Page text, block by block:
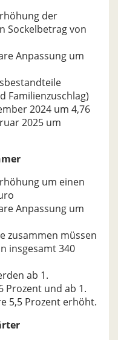
der
Sockelbetrag von
Anpassung um
Familienzuschlag)
2024 um 4,76
2025 um
um einen
Anpassung um
zusammen müssen
insgesamt 340
ab 1.
Prozent und ab 1.
5,5 Prozent erhöht.